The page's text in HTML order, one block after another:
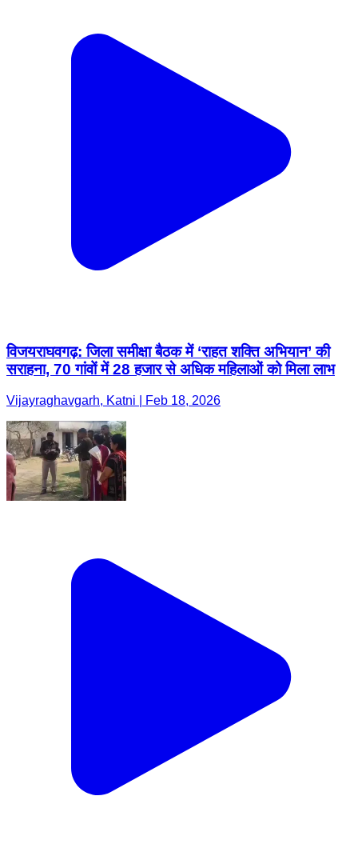
विजयराघवगढ़: जिला समीक्षा बैठक में ‘राहत शक्ति अभियान’ की
सराहना, 70 गांवों में 28 हजार से अधिक महिलाओं को मिला लाभ
Vijayraghavgarh, Katni | Feb 18, 2026